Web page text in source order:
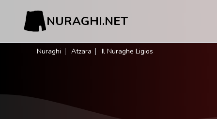
NURAGHI.NET
Nuraghi Atzara Il Nuraghe Ligios